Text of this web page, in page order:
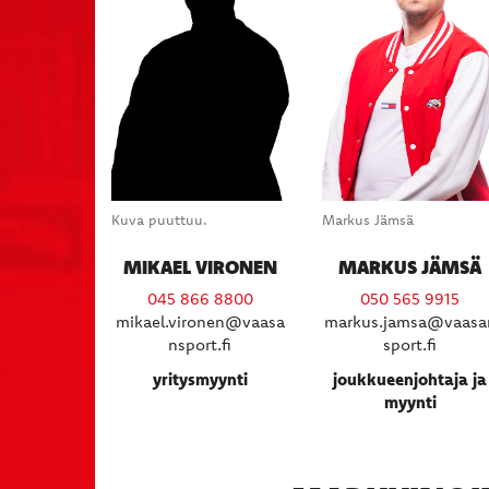
Kuva puuttuu. Markus Jämsä
MIKAEL VIRONEN
045 866 8800
mikael.vironen@vaasa
nsport.fi
yritysmyynti
MARKUS JÄMSÄ
050 565 9915
sport.fi
joukkueenjohtaja ja
myynti